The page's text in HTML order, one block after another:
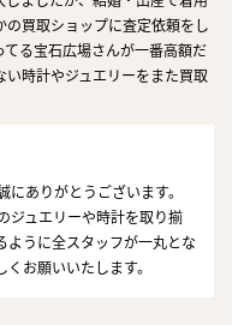
買取ショップに査定依頼をし
る宝石広場さんが一番高額だ
時計やジュエリーをまた買取
ありがとうございます。
ジュエリーや時計を取り揃
ように全スタッフが一丸とな
お願いいたします。